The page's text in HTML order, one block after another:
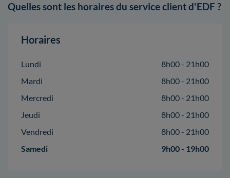
Quelles sont les horaires du service client d'EDF ?
Horaires
Lundi
8h00 - 21h00
Mardi
8h00 - 21h00
Mercredi
8h00 - 21h00
Jeudi
8h00 - 21h00
Vendredi
8h00 - 21h00
Samedi
9h00 - 19h00